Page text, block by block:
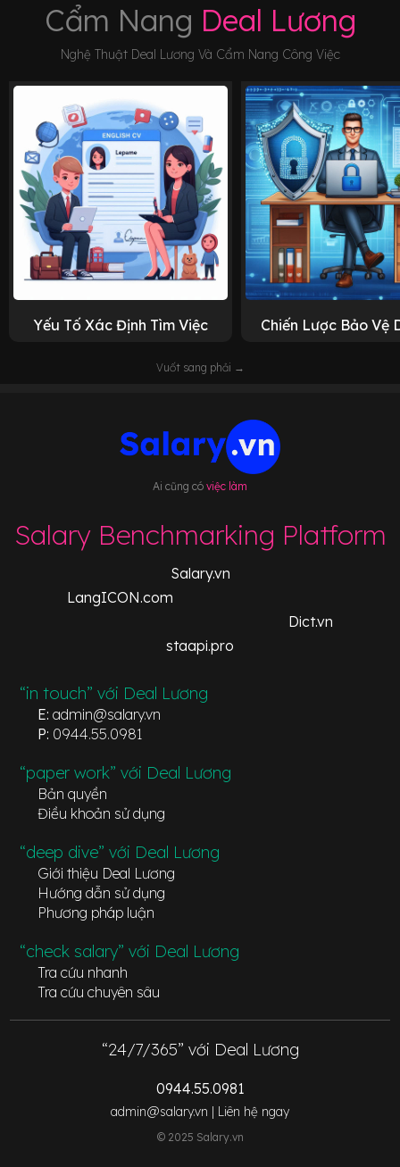
Cẩm Nang Deal Lương
Nghệ Thuật Deal Lương Và Cẩm Nang Công Việc
Yếu Tố Xác Định Tìm Việc Chiến Lược Bảo Vệ
Vuốt sang phải →
Ai cũng có việc làm
Salary Benchmarking Platform
Salary.vn
LangICON.com
Dict.vn
staapi.pro
“in touch” với Deal Lương
E: admin@salary.vn
P: 0944.55.0981
“paper work” với Deal Lương
Bản quyền
Điều khoản sử dụng
“deep dive” với Deal Lương
Giới thiệu Deal Lương
Hướng dẫn sử dụng
Phương pháp luận
“check salary” với Deal Lương
Tra cứu nhanh
Tra cứu chuyên sâu
“24/7/365” với Deal Lương
0944.55.0981
admin@salary.vn | Liên hệ ngay
© 2025 Salary.vn